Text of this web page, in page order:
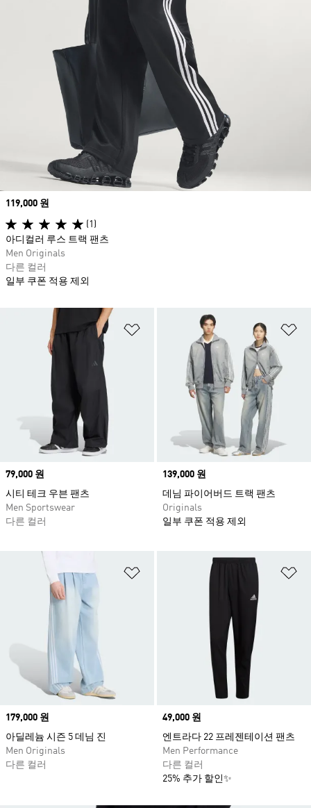
위시리스트 담기
Price
79,000 원
시티 테크 우븐 팬츠
Men Sportswear
다른 컬러
Price
139,000 원
데님 파이어버드 트랙 팬츠
Originals
일부 쿠폰 적용 제외
위시리스트 담기
Price
179,000 원
아딜레늄 시즌 5 데님 진
Men Originals
다른 컬러
Price
49,000 원
엔트라다 22 프레젠테이션 팬츠
Men Performance
다른 컬러
25% 추가 할인✨
Price
119,000 원
(1)
아디컬러 루스 트랙 팬츠
Men Originals
다른 컬러
일부 쿠폰 적용 제외